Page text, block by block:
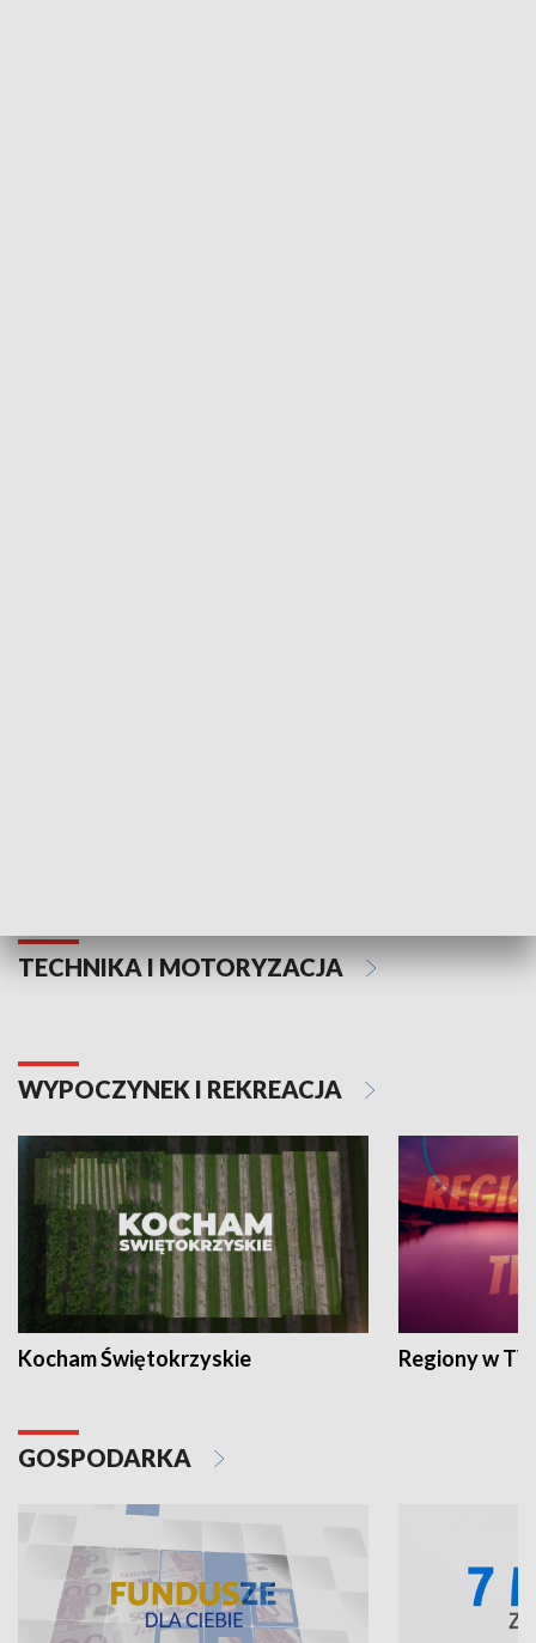
TECHNIKA I MOTORYZACJA
WYPOCZYNEK I REKREACJA
Kocham Świętokrzyskie Regiony w
GOSPODARKA